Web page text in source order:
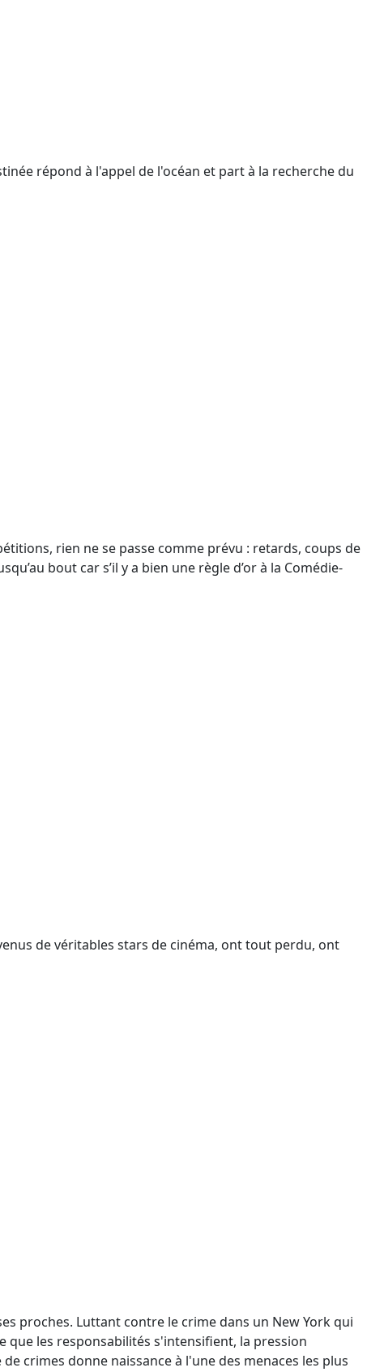
répond à l'appel de l'océan et part à la recherche du
rien ne se passe comme prévu : retards, coups de
bout car s’il y a bien une règle d’or à la Comédie-
de véritables stars de cinéma, ont tout perdu, ont
proches. Luttant contre le crime dans un New York qui
que les responsabilités s'intensifient, la pression
crimes donne naissance à l'une des menaces les plus